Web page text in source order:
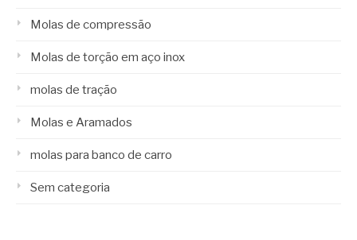
Molas de compressão
Molas de torção em aço inox
molas de tração
Molas e Aramados
molas para banco de carro
Sem categoria